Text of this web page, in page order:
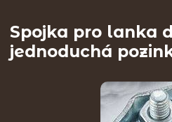
Spojka pro lanka
jednoduchá